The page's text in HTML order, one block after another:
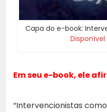
Capa do e-book:
Em seu e-book, ele
“Intervencionistas